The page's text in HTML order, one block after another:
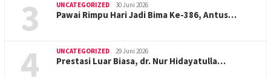
3 UNCATEGORIZED 30 Juni 2026
Pawai Rimpu Hari Jadi Bima Ke-386, Antus…
4 UNCATEGORIZED 29 Juni 2026
Prestasi Luar Biasa, dr. Nur Hidayatulla…